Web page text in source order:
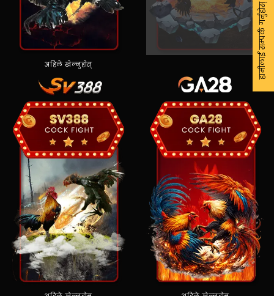
अहिले खेल्नुहोस् हामीलाई सम्पर्क गर्नुहोस्